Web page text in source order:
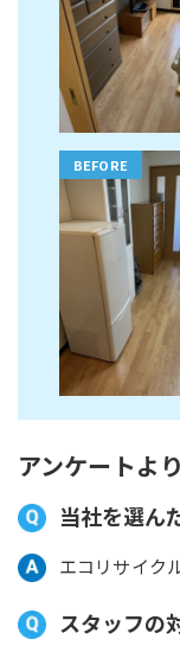
アンケートより
当社を選ん
エコリサイク
スタッフの